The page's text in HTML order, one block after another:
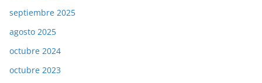
septiembre 2025
agosto 2025
octubre 2024
octubre 2023